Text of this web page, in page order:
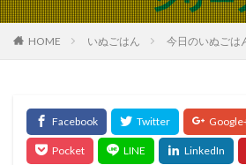
HOME いぬごはん 今日のいぬごは